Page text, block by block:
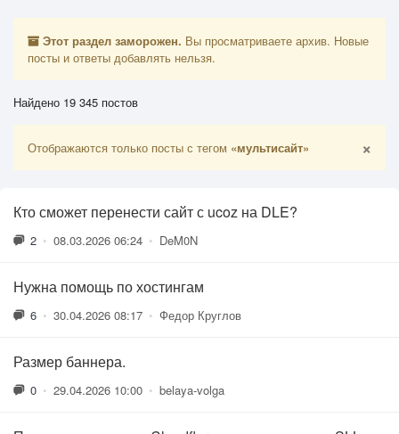
Этот раздел заморожен. Вы просматриваете архив. Новые
посты и ответы добавлять нельзя.
Найдено 19 345 постов
Отображаются только посты с тегом «мультисайт» ×
Кто сможет перенести сайт с ucoz на DLE?
2 • 08.03.2026 06:24 • DeM0N
Нужна помощь по хостингам
6 • 30.04.2026 08:17 • Федор Круглов
Размер баннера.
0 • 29.04.2026 10:00 • belaya-volga